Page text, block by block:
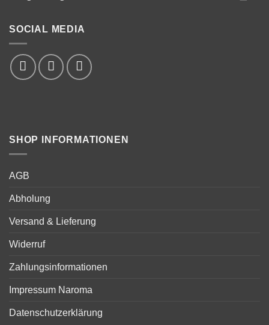
SOCIAL MEDIA
SHOP INFORMATIONEN
AGB
Abholung
Versand & Lieferung
Widerruf
Zahlungsinformationen
Impressum Naroma
Datenschutzerklärung